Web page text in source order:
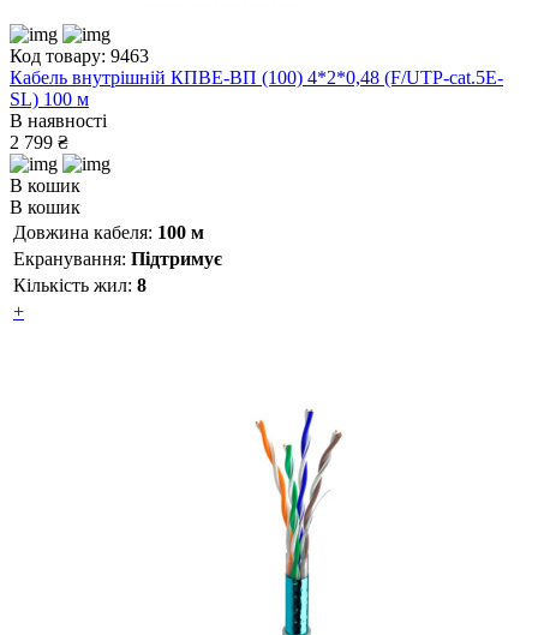
Код товару: 9463
Кабель внутрішній КПВЕ-ВП (100) 4*2*0,48 (F/UTP-cat.5E-
SL) 100 м
В наявності
2 799 ₴
В кошик
В кошик
Довжина кабеля: 100 м
Екранування: Підтримує
Кількість жил: 8
+